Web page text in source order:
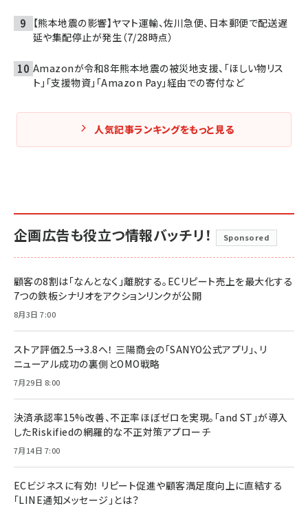
【熊本地震の影響】ヤマト運輸、佐川急便、日本郵便で配送遅
延や集配停止が発生（7/28時点）
Amazonが令和8年熊本地震の被災地支援、「ほしい物リス
ト」「支援物資」「Amazon Pay」経由での寄付など
人気記事ランキングをもっと見る
企画広告も役立つ情報バッチリ！ Sponsored
顧客の8割は「なんとなく」離脱する。ECリピート売上を最大化する
7つの鉄板シナリオをアクションリンクが公開
8月3日 7:00
ストア評価2.5→3.8へ！ 三陽商会の「SANYO公式アプリ」、リ
ニューアル成功の裏側とOMO戦略
7月29日 8:00
決済承認率15%改善、不正率ほぼゼロを実現。「and ST」が導入
したRiskifiedの網羅的な不正対策アプローチ
7月14日 7:00
ECビジネスに有効！ リピート促進や顧客満足度向上に直結する
「LINE通知メッセージ」とは？